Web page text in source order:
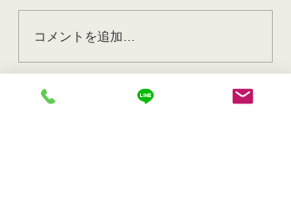
上尾市のゴミ屋敷の片付
けと掃除
コメントを追加…